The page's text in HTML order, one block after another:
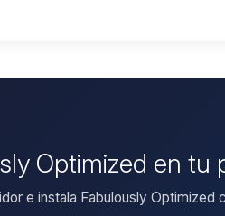
Optimized en tu
e instala Fabulously Optimized